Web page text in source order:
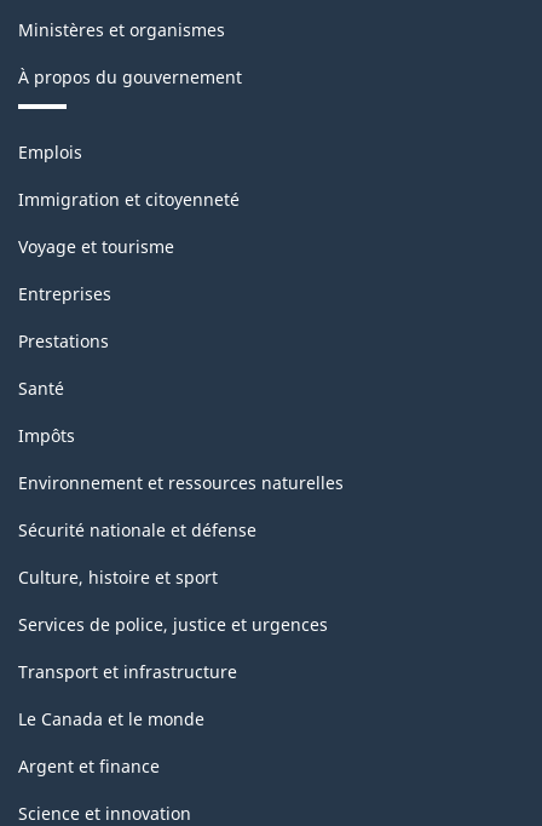
Ministères et organismes
À propos du gouvernement
Thèmes
sujets
Emplois
Immigration et citoyenneté
Voyage et tourisme
Entreprises
Prestations
Santé
Impôts
Environnement et ressources naturelles
Sécurité nationale et défense
Culture, histoire et sport
Services de police, justice et urgences
Transport et infrastructure
Le Canada et le monde
Argent et finance
Science et innovation